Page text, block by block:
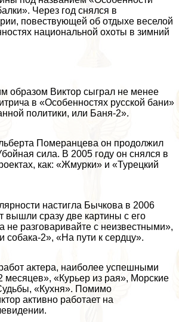
Через год снялся в
повествующей об отдыхе веселой
национальной охоты в зимний
образом Виктор сыграл не менее
в «Особенностях русской бани»
политики, или Баня-2».
Померанцева он продолжил
сила. В 2005 году он снялся в
как: «Жмурки» и «Турецкий
настигла Бычкова в 2006
вышли сразу две картины с его
не разговаривайте с неизвестными»,
собака-2», «На пути к сердцу».
актера, наиболее успешными
«Курьер из рая», Морские
, «Кухня». Помимо
активно работает на